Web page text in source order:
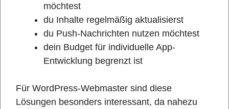
möchtest
du Inhalte regelmäßig aktualisierst
du Push-Nachrichten nutzen möchtest
dein Budget für individuelle App-
Entwicklung begrenzt ist
Für WordPress-Webmaster sind diese
Lösungen besonders interessant, da nahezu